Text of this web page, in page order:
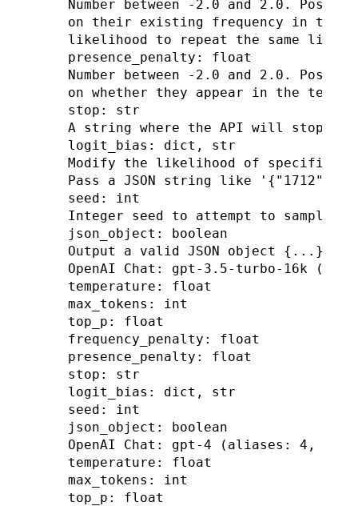
Number between -2.0 and 2.0.
on their existing frequency in the
likelihood to repeat the same line
presence_penalty: float
Number between -2.0 and 2.0.
on whether they appear in the
stop: str
A string where the API will stop
logit_bias: dict, str
Modify the likelihood of specified
Pass a JSON string like '{"1712":-
seed: int
Integer seed to attempt to sample
json_object: boolean
Output a valid JSON object {...}.
OpenAI Chat: gpt-3.5-turbo-16k
temperature: float
max_tokens: int
top_p: float
frequency_penalty: float
presence_penalty: float
stop: str
logit_bias: dict, str
seed: int
json_object: boolean
OpenAI Chat: gpt-4 (aliases: 4,
temperature: float
max_tokens: int
top_p: float